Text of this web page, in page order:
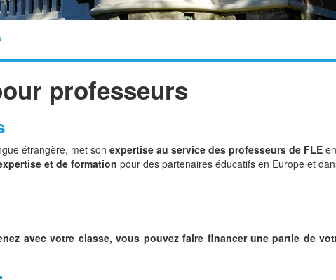
professeurs
étrangère, met son expertise au service des professeurs de FLE
et de formation pour des partenaires éducatifs en Europe et
avec votre classe, vous pouvez faire financer une partie de